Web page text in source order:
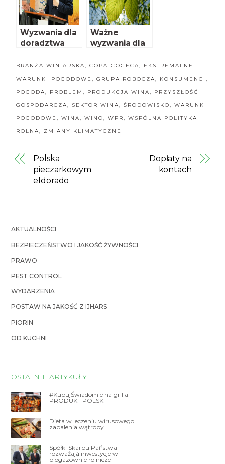
Wyzwania dla
doradztwa
Ważne
wyzwania dla
służb zdrowia
roślin
BRANŻA WINIARSKA,COPA-COGECA, EKSTREMALNE
WARUNKI POGODOWE,GRUPA ROBOCZA, KONSUMENCI,
POGODA, PROBLEM, PRODUKCJA WINA, PRZYSZŁOŚĆ
GOSPODARCZA, SEKTOR WINA,ŚRODOWISKO,WARUNKI
POGODOWE,WINA,WINO,WPR,WSPÓLNA POLITYKA
ROLNA, ZMIANY KLIMATYCZNE
Polska
pieczarkowym
eldorado
Dopłaty na
kontach
AKTUALNOŚCI
BEZPIECZEŃSTWO I JAKOŚĆ ŻYWNOŚCI
PRAWO
PEST CONTROL
WYDARZENIA
POSTAW NA JAKOŚĆ Z IJHARS
PIORIN
OD KUCHNI
OSTATNIE ARTYKUŁY
#KupujŚwiadomie na grilla –
PRODUKT POLSKI
Dieta w leczeniu wirusowego
zapalenia wątroby
Spółki Skarbu Państwa
rozważają inwestycje w
biogazownie rolnicze